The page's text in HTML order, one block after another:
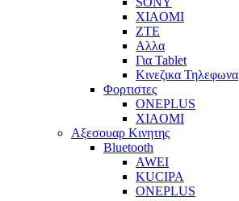
XIAOMI
ZTE
Αλλα
Για Tablet
Κινεζικα Τηλεφωνα
Φορτιστες
ONEPLUS
XIAOMI
Αξεσουαρ Κινητης
Bluetooth
AWEI
KUCIPA
ONEPLUS